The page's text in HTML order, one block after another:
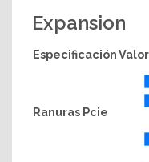
Expansion
EspecificaciónValor
Ranuras Pcie